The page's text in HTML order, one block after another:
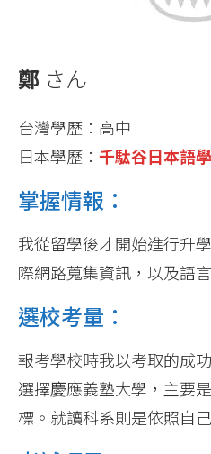
鄭 さん
台灣學歷：高中
日本學歷： 千駄谷日本語
掌握情報：
我從留學後才開始進行升
際網路蒐集資訊，以及語
選校考量：
報考學校時我以考取的成
選擇慶應義塾大學，主要
標。就讀科系則是依照自